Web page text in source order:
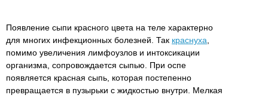
Появление сыпи красного цвета на теле характерно
для многих инфекционных болезней. Так краснуха
помимо увеличения лимфоузлов и интоксикации
организма, сопровождается сыпью. При оспе
появляется красная сыпь, которая постепенно
превращается в пузырьки с жидкостью внутри. Мелкая